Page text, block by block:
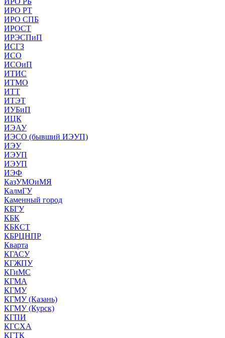
ИРО РТ
ИРО СПБ
ИРОСТ
ИРЭСПиП
ИСГЗ
ИСО
ИСОиП
ИТИС
ИТМО
ИТТ
ИТЭТ
ИУБиП
ИЦК
ИЭАУ
ИЭСО (бывший ИЭУП)
ИЭУ
ИЭУП
ИЭУП
ИЭФ
КазУМОиМЯ
КалмГУ
Каменный город
КБГУ
КБК
КБКСТ
КБРЦНПР
Кварта
КГАСУ
КГЖПУ
КГиМС
КГМА
КГМУ
КГМУ (Казань)
КГМУ (Курск)
КГПИ
КГСХА
КГТК